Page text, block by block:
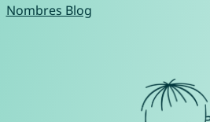
Nombres Blog